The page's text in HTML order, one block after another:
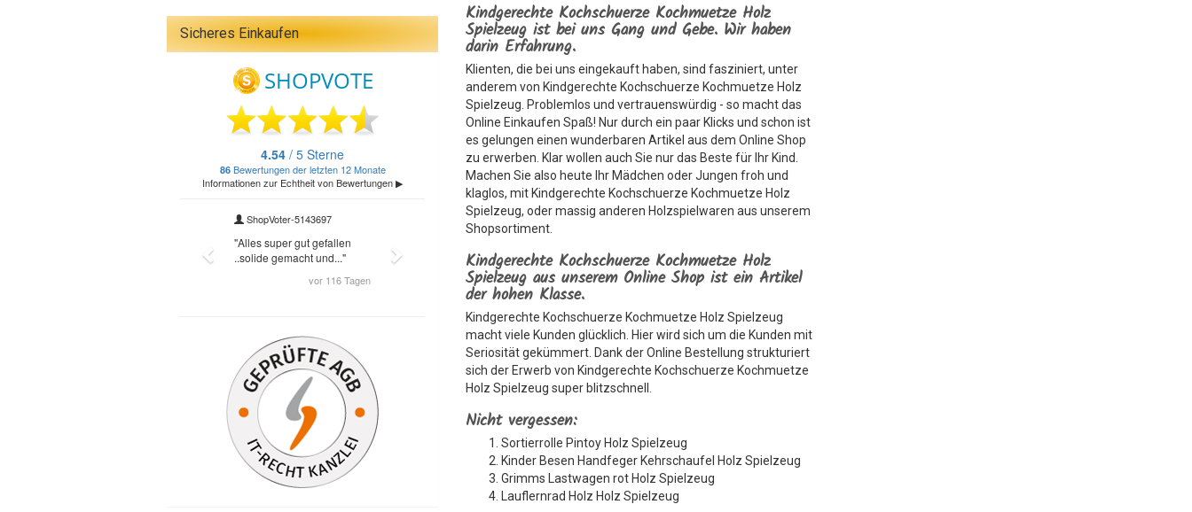
Kindgerechte Kochschuerze Kochmuetze Holz
Spielzeug ist bei uns Gang und Gebe. Wir haben
darin Erfahrung.
Klienten, die bei uns eingekauft haben, sind fasziniert, unter
anderem von Kindgerechte Kochschuerze Kochmuetze Holz
Spielzeug. Problemlos und vertrauenswürdig - so macht das
Online Einkaufen Spaß! Nur durch ein paar Klicks und schon ist
es gelungen einen wunderbaren Artikel aus dem Online Shop
zu erwerben. Klar wollen auch Sie nur das Beste für Ihr Kind.
Machen Sie also heute Ihr Mädchen oder Jungen froh und
klaglos, mit Kindgerechte Kochschuerze Kochmuetze Holz
Spielzeug, oder massig anderen Holzspielwaren aus unserem
Shopsortiment.
Kindgerechte Kochschuerze Kochmuetze Holz
Spielzeug aus unserem Online Shop ist ein Artikel
der hohen Klasse.
Kindgerechte Kochschuerze Kochmuetze Holz Spielzeug
macht viele Kunden glücklich. Hier wird sich um die Kunden mit
Seriosität gekümmert. Dank der Online Bestellung strukturiert
sich der Erwerb von Kindgerechte Kochschuerze Kochmuetze
Holz Spielzeug super blitzschnell.
Nicht vergessen:
Sortierrolle Pintoy Holz Spielzeug
Kinder Besen Handfeger Kehrschaufel Holz Spielzeug
Grimms Lastwagen rot Holz Spielzeug
Lauflernrad Holz Holz Spielzeug
Sicheres Einkaufen